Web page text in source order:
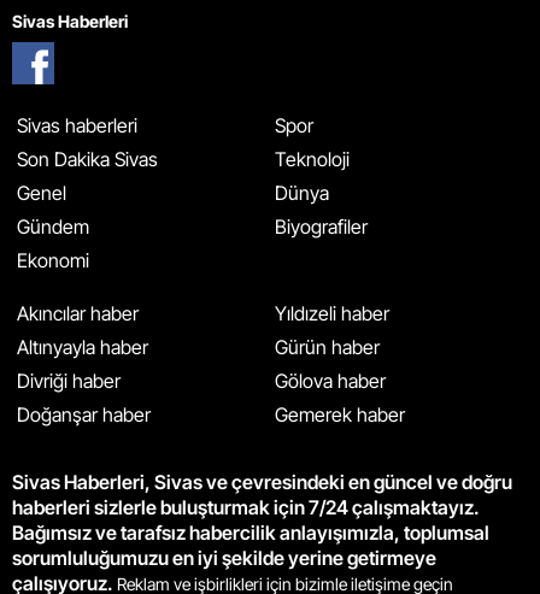
Sivas Haberleri
Sivas haberleri
Son Dakika Sivas
Genel
Gündem
Ekonomi
Spor
Teknoloji
Dünya
Biyografiler
Akıncılar haber
Altınyayla haber
Divriği haber
Doğanşar haber
Yıldızeli haber
Gürün haber
Gölova haber
Gemerek haber
Sivas Haberleri, Sivas ve çevresindeki en güncel ve doğru
haberleri sizlerle buluşturmak için 7/24 çalışmaktayız.
Bağımsız ve tarafsız habercilik anlayışımızla, toplumsal
sorumluluğumuzu en iyi şekilde yerine getirmeye
çalışıyoruz. Reklam ve işbirlikleri için bizimle iletişime geçin